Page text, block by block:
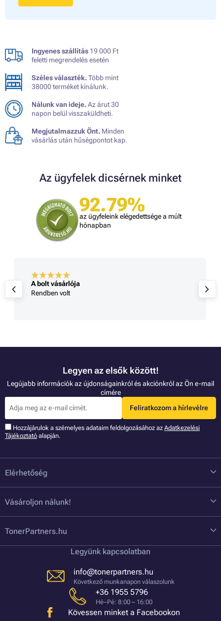
Ingyenes szállítás 19 000 Ft
feletti megrendelés esetén
Széles választék.Több mint
38000 terméket kínálunk.
Nálunk van ideje.Az árut 30
napon belül visszaküldheti.
Megjutalmazzuk Önt. Minden
vásárlás után hűségpontot kap.
Az ügyfelek dicsérnek minket
92.79%
az ügyfeleink elégedettsége a múlt
hónapban
A bolt vásárlója
Rendben volt
Legyen az elsők között!
Legújabb információk az újdonságainkról és akciónkról az Ön e-mail
címére
Feliratkozom a hírlevélre
Hozzájárulok a szémelyes adataim feldolgozásához az Adatkezelési
Tájékoztató alapján.
Elérhetőség
Vásároljon nálunk!
TonerPartners.hu
Legyünk kapcsolatban
info@tonerpartners.hu
Következő munkanapon válaszolunk
+36 1955 5796
Hé–Pé: 8:00 – 16:00
Kövessen minket a Facebookon